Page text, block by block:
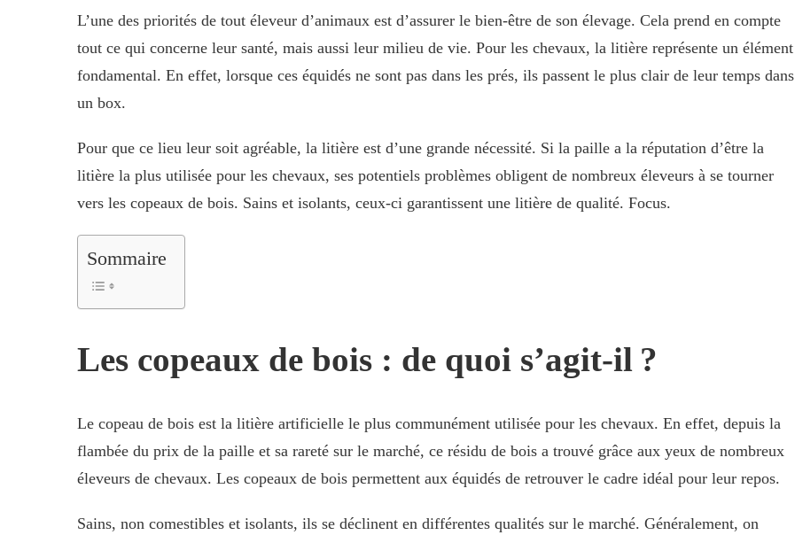
L’une des priorités de tout éleveur d’animaux est d’assurer le bien-être de son élevage. Cela prend en compte
tout ce qui concerne leur santé, mais aussi leur milieu de vie. Pour les chevaux, la litière représente un élément
fondamental. En effet, lorsque ces équidés ne sont pas dans les prés, ils passent le plus clair de leur temps dans
un box.
Pour que ce lieu leur soit agréable, la litière est d’une grande nécessité. Si la paille a la réputation d’être la
litière la plus utilisée pour les chevaux, ses potentiels problèmes obligent de nombreux éleveurs à se tourner
vers les copeaux de bois. Sains et isolants, ceux-ci garantissent une litière de qualité. Focus.
Sommaire
Les copeaux de bois : de quoi s’agit-il ?
Le copeau de bois est la litière artificielle le plus communément utilisée pour les chevaux. En effet, depuis la
flambée du prix de la paille et sa rareté sur le marché, ce résidu de bois a trouvé grâce aux yeux de nombreux
éleveurs de chevaux. Les copeaux de bois permettent aux équidés de retrouver le cadre idéal pour leur repos.
Sains, non comestibles et isolants, ils se déclinent en différentes qualités sur le marché. Généralement, on